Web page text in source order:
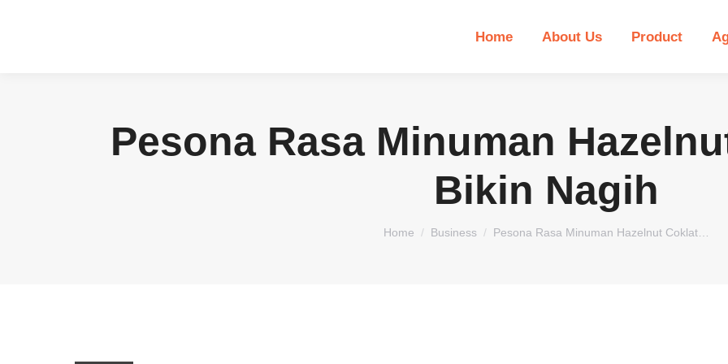
Home About Us Product
Pesona Rasa Minuman
Bikin Nagih
You are here:
Home Business Pesona Rasa Minuman Hazelnut Coklat…